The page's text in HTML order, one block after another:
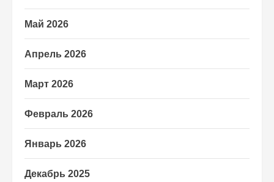
Май 2026
Апрель 2026
Март 2026
Февраль 2026
Январь 2026
Декабрь 2025